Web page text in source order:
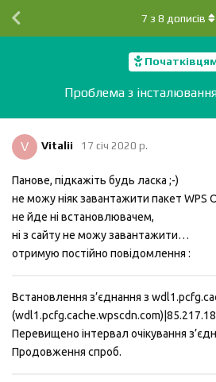
Проблема з
7 з 8 дописів
V Vitalii 17 січ 2020 р.
Панове, підкажіть будь ласка ;-)
не можу ніяк завантажити пакет WPS
не йде ні встановлювачем,
ні з сайту не можу завантажити…
отримую постійно повідомлення :
Встановлення з’єднання з
Перевищено інтервал очікування
Продовження спроб.